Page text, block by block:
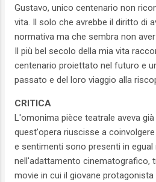
Gustavo, unico centenario non
vita. Il solo che avrebbe il diritto di
normativa ma che sembra non
Il più bel secolo della mia vita
centenario proiettato nel futuro e
passato e del loro viaggio alla
CRITICA
L'omonima pièce teatrale aveva
quest'opera riuscisse a
e sentimenti sono presenti in egual
nell'adattamento cinematografico,
movie in cui il giovane